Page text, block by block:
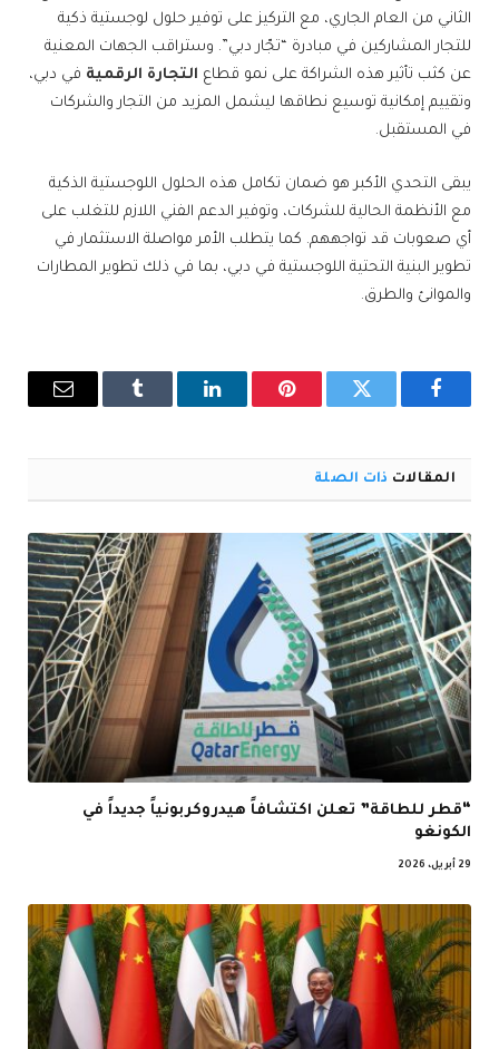
الثاني من العام الجاري، مع التركيز على توفير حلول لوجستية ذكية
للتجار المشاركين في مبادرة “تجّار دبي”. وستراقب الجهات المعنية
عن كثب تأثير هذه الشراكة على نمو قطاع التجارة الرقمية في دبي،
وتقييم إمكانية توسيع نطاقها ليشمل المزيد من التجار والشركات
في المستقبل.
يبقى التحدي الأكبر هو ضمان تكامل هذه الحلول اللوجستية الذكية
مع الأنظمة الحالية للشركات، وتوفير الدعم الفني اللازم للتغلب على
أي صعوبات قد تواجههم. كما يتطلب الأمر مواصلة الاستثمار في
تطوير البنية التحتية اللوجستية في دبي، بما في ذلك تطوير المطارات
والموانئ والطرق.
فيسبوك تويتر بينتيريستلينكدإن Tumblr
البريد
المقالات ذات الصلة
“قطر للطاقة” تعلن اكتشافاً هيدروكربونياً جديداً في
الكونغو
29 أبريل، 2026